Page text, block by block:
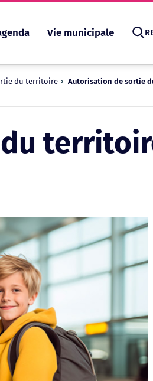
Vie municipale
du territoire
Autorisation de sortie